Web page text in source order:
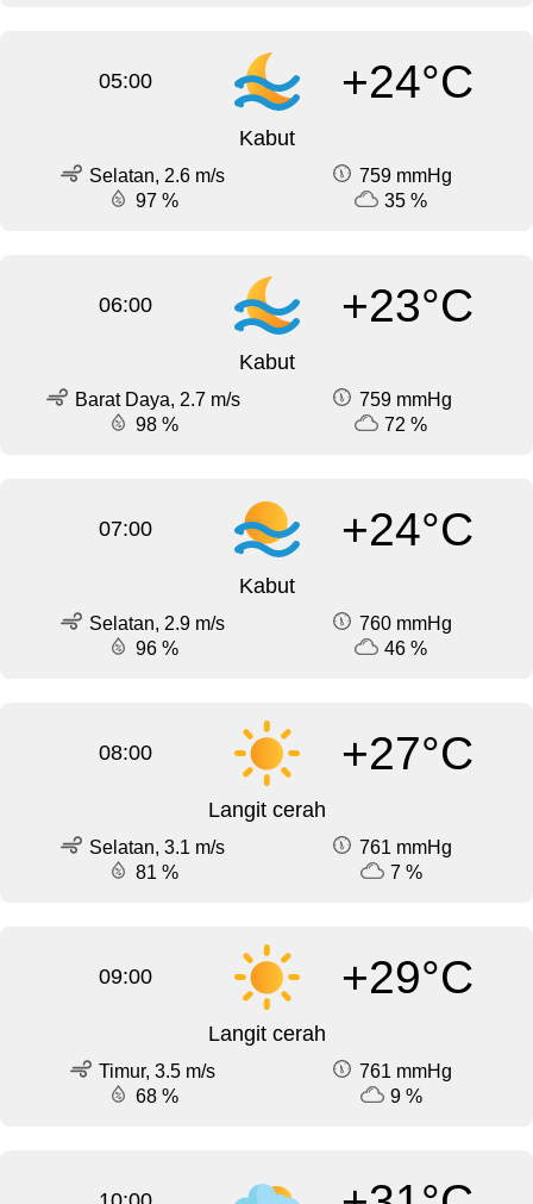
05:00 +24°C
Kabut
Selatan, 2.6 m/s
759 mmHg
97 %
35 %
06:00 +23°C
Kabut
Barat Daya, 2.7 m/s
759 mmHg
98 %
72 %
07:00 +24°C
Kabut
Selatan, 2.9 m/s
760 mmHg
96 %
46 %
08:00 +27°C
Langit cerah
Selatan, 3.1 m/s
761 mmHg
81 %
7 %
09:00 +29°C
Langit cerah
Timur, 3.5 m/s
761 mmHg
68 %
9 %